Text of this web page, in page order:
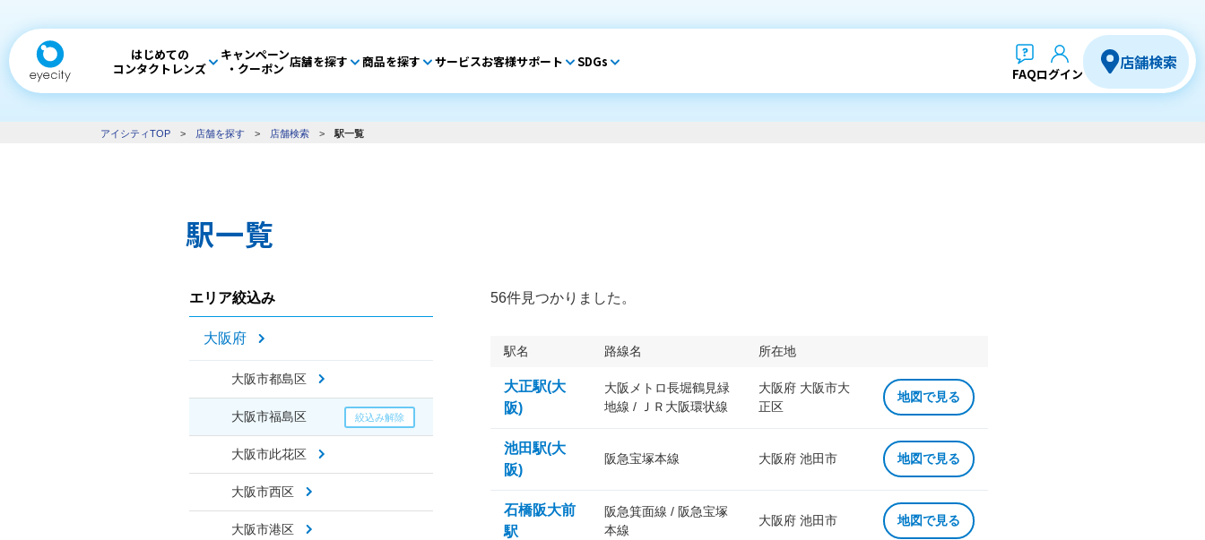
はじめての
コンタクトレンズ
キャンペーン
・クーポン 店舗を探す 商品を探す サービスお客様サポート SDGs
FAQログイン
店舗検索
アイシティTOP > 店舗を探す > 店舗検索 > 駅一覧
駅一覧
エリア絞込み
大阪府
大阪市都島区
大阪市福島区
大阪市此花区
大阪市西区
大阪市港区
56件見つかりました。
駅名 路線名 所在地
大正駅(大
阪)
大阪メトロ長堀鶴見緑
地線 / ＪＲ大阪環状線
大阪府 大阪市大
正区
地図で見る
池田駅(大
阪)
阪急宝塚本線 大阪府 池田市 地図で見る
石橋阪大前
駅
阪急箕面線 / 阪急宝塚
本線
大阪府 池田市 地図で見る